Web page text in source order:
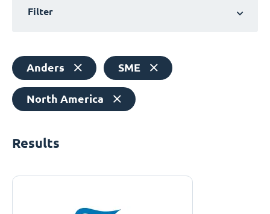
Filter
Anders SME
North America
Results